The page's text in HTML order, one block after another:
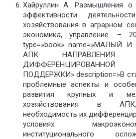
Хайруллин А. Размышления о
эффективности
хозяйствования в аграрном
экономика, управление. –
type=»book» name=»МАЛЫЙ
АПК:
ДИФФЕРЕНЦИРОВАННОЙ
ПОДДЕРЖКИ» description=»В
проблемные аспекты и
развития крупных и
хозяйствования в АПК,
необходимость их
условиях
институционального